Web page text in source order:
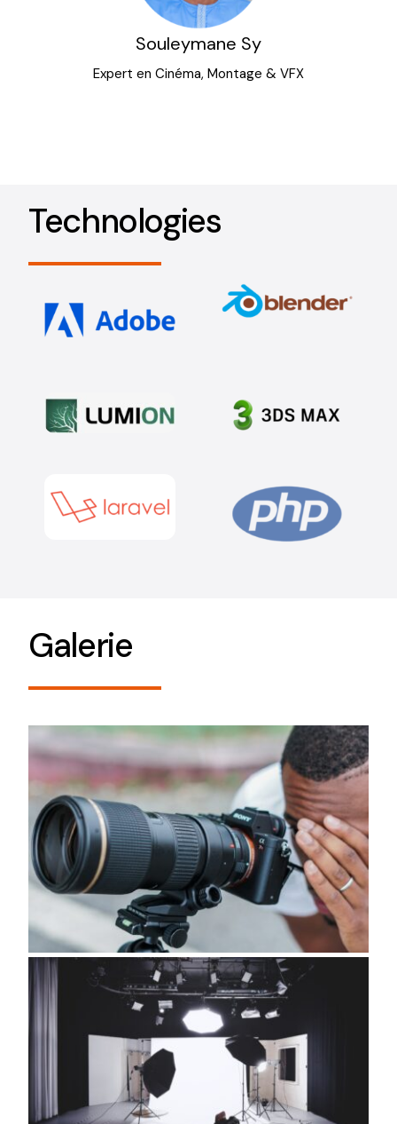
Souleymane Sy
Expert en Cinéma, Montage & VFX
Technologies
Galerie